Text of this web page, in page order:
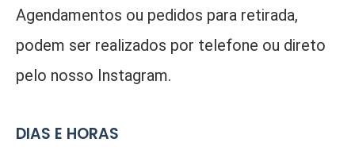
Agendamentos ou pedidos para retirada,
podem ser realizados por telefone ou direto
pelo nosso Instagram.
DIAS E HORAS